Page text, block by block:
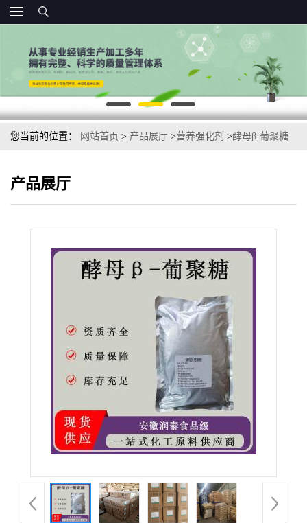
您当前的位置： 网站首页 > 产品展厅 >营养强化剂 >酵母β-葡聚糖
产品展厅